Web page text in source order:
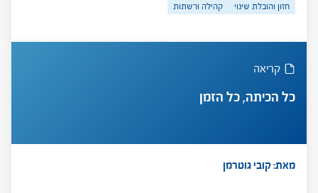
החוקרות מצאו ארבעה מאפיינים משותפים: היזמות
המנהל מצליח לרתום את צוות בית הספר ליישום היזמה;
הם אינם נרתעים ממגבלות תקציביות ובטוחים ביכולתם
לגייס את המשאבים הדרושים ליישום היזמה; הם אינם
מפחדים לקחת סיכונים.
חזון והובלת שינוי קהילה ורשתות
קריאה
כל הכיתה, כל הזמן
מאת: קובי גוטרמן